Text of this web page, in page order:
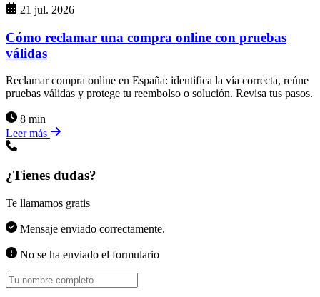
21 jul. 2026
Cómo reclamar una compra online con pruebas
válidas
Reclamar compra online en España: identifica la vía correcta, reúne
pruebas válidas y protege tu reembolso o solución. Revisa tus pasos.
8 min
Leer más
¿Tienes dudas?
Te llamamos gratis
Mensaje enviado correctamente.
No se ha enviado el formulario